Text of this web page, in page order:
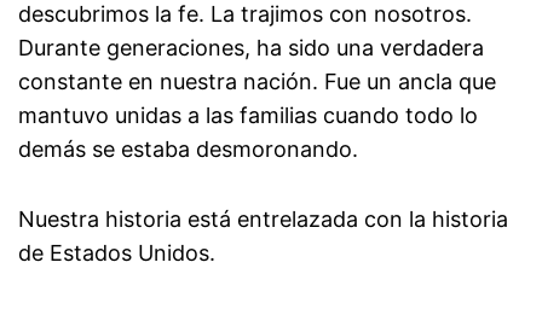
descubrimos la fe. La trajimos con nosotros.
Durante generaciones, ha sido una verdadera
constante en nuestra nación. Fue un ancla que
mantuvo unidas a las familias cuando todo lo
demás se estaba desmoronando.
Nuestra historia está entrelazada con la historia
de Estados Unidos.